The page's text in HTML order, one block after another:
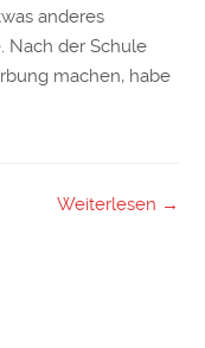
anderes
Nach der Schule
machen, habe
Weiterlesen →